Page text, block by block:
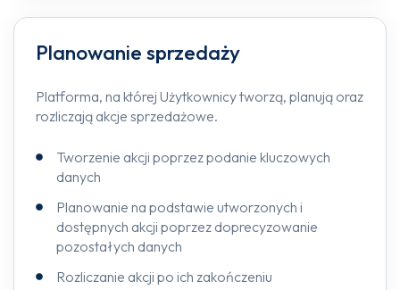
Planowanie sprzedaży
Platforma, na której Użytkownicy tworzą, planują oraz
rozliczają akcje sprzedażowe.
Tworzenie akcji poprzez podanie kluczowych
danych
Planowanie na podstawie utworzonych i
dostępnych akcji poprzez doprecyzowanie
pozostałych danych
Rozliczanie akcji po ich zakończeniu